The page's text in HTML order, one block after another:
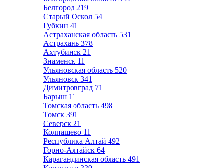
Белгород 219
Старый Оскол 54
Губкин 41
Астраханская область 531
Астрахань 378
Ахтубинск 21
Знаменск 11
Ульяновская область 520
Ульяновск 341
Димитровград 71
Барыш 11
Томская область 498
Томск 391
Северск 21
Колпашево 11
Республика Алтай 492
Горно-Алтайск 64
Карагандинская область 491